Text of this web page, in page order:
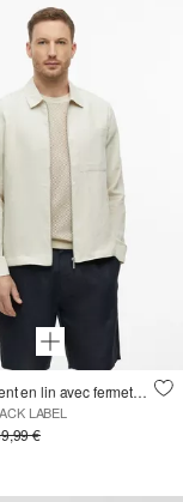
Survêtement en lin avec fermeture éclair
LABEL
€